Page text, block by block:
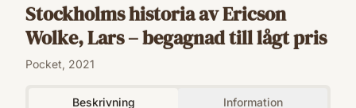
Stockholms historia av Ericson
Wolke, Lars – begagnad till lågt pris
Pocket, 2021
Beskrivning Information